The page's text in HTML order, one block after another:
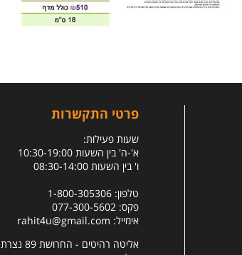
פרטי התקשרות
שעות פעילות:
א'-ה' בין השעות 10:30-19:00
ו' בין השעות 08:30-14:00
טלפון: 1-800-305306
פקס: 077-300-5602
אימייל: rahit4u@gmail.com
אליטה רהיטים - החרושת 89 נצרת